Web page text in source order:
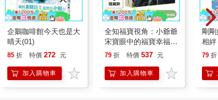
企鵝咖啡館今天也是大
晴天(01)
85 折 特價 272 元
加入購物車
全知福寶視角：小爺爺
宋寶眼中的福寶幸福肥
日常（首刷限量贈：拍
79 折 特價 537 元
加入購物車
剛
相
要
79 折